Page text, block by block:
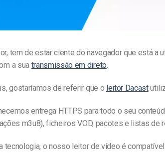
tem de estar ciente do navegador que está a
a sua transmissão em direto.
gostaríamos de referir que o leitor Dacast
entrega HTTPS para todo o seu
m3u8), ficheiros VOD, pacotes e listas de
tecnologia, o nosso leitor de vídeo é